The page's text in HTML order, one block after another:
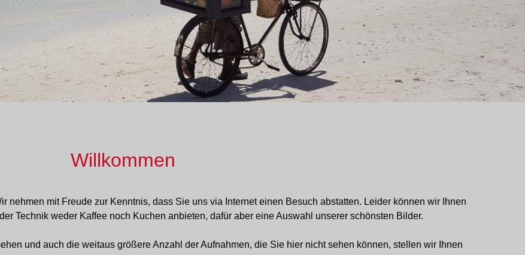
Willkommen
nehmen mit Freude zur Kenntnis, dass Sie uns via Internet einen Besuch abstatten. Leider können wir Ihnen
Technik weder Kaffee noch Kuchen anbieten, dafür aber eine Auswahl unserer schönsten Bilder.
und auch die weitaus größere Anzahl der Aufnahmen, die Sie hier nicht sehen können, stellen wir Ihnen